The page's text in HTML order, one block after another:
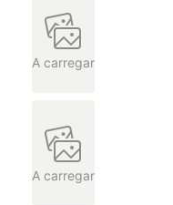
A carregar
A carregar